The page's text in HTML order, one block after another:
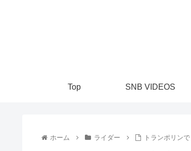
Top SNB VIDEOS
ホーム ライダー トランポリン